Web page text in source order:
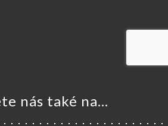
nás také na...